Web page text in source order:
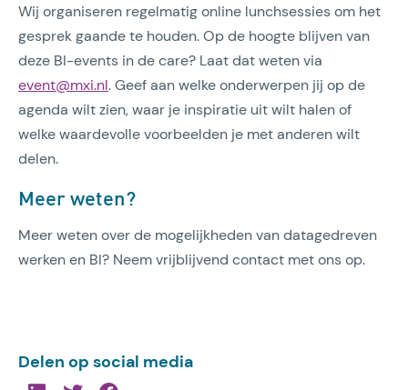
Wij organiseren regelmatig online lunchsessies om het
gesprek gaande te houden. Op de hoogte blijven van
deze BI-events in de care? Laat dat weten via
event@mxi.nl. Geef aan welke onderwerpen jij op de
agenda wilt zien, waar je inspiratie uit wilt halen of
welke waardevolle voorbeelden je met anderen wilt
delen.
Meer weten?
Meer weten over de mogelijkheden van datagedreven
werken en BI? Neem vrijblijvend contact met ons op.
Delen op social media